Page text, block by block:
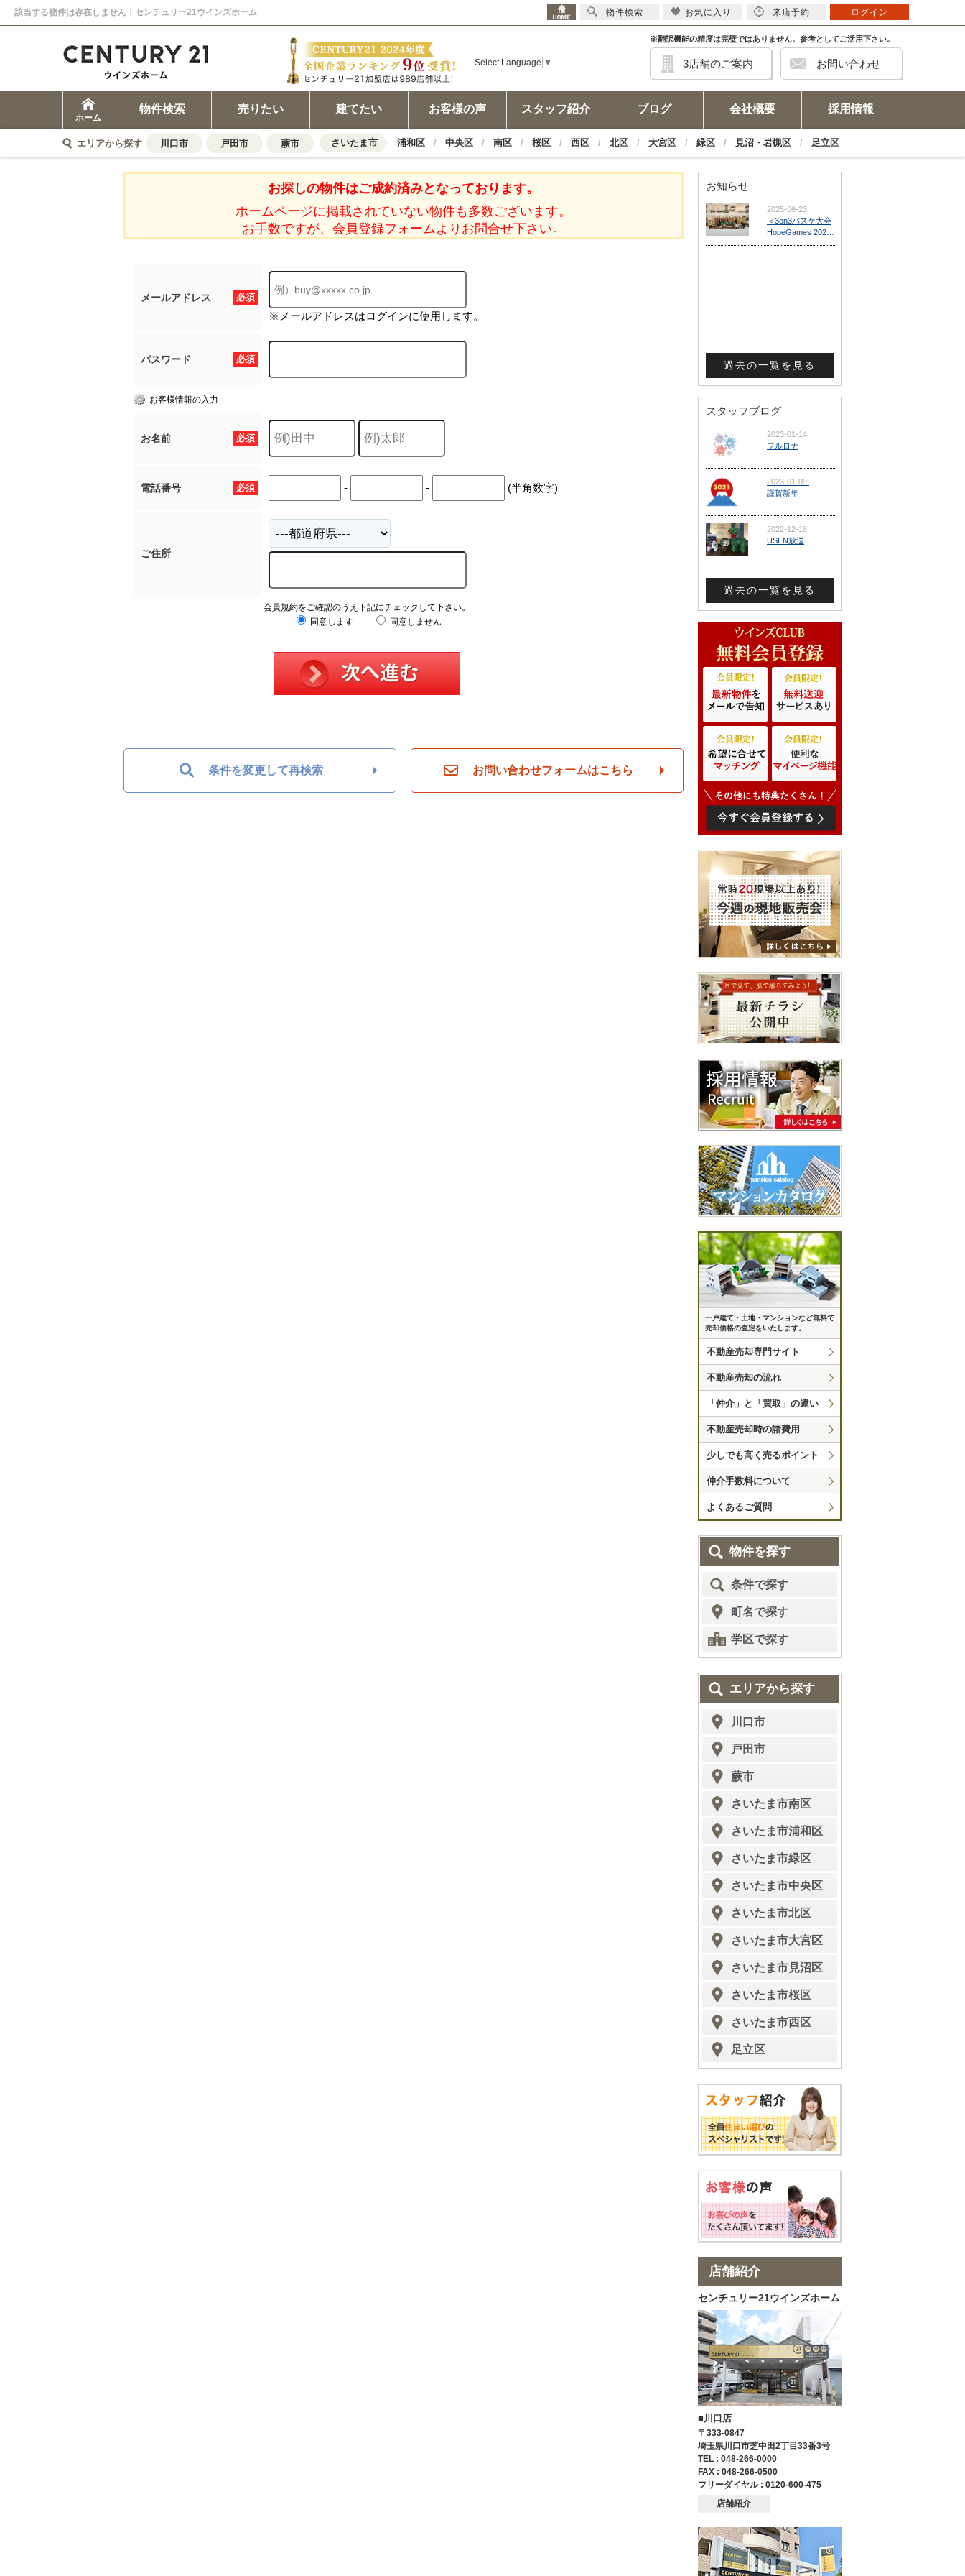
該当する物件は存在しません｜センチュリー21ウインズホーム
Select Language ▼
※翻訳機能の精度は完璧ではありません。参考としてご活用下さい。
3店舗のご案内 お問い合わせ
ホーム
物件検索 売りたい 建てたい お客様の声 スタッフ紹介 ブログ 会社概要 採用情報
エリアから探す 川口市 戸田市 蕨市 さいたま市 浦和区 中央区 南区 桜区 西区 北区 大宮区 緑区 見沼・岩槻区 足立区
お探しの物件はご成約済みとなっております。
ホームページに掲載されていない物件も多数ございます。
お手数ですが、会員登録フォームよりお問合せ下さい。
必須
メールアドレス
※メールアドレスはログインに使用します。
必須
パスワード
お客様情報の入力
必須
お名前
必須
電話番号 - - (半角数字)
ご住所
会員規約をご確認のうえ下記にチェックして下さい。
同意します
同意しません
条件を変更して再検索 お問い合わせフォームはこちら
お知らせ
過去の一覧を見る
スタッフブログ
過去の一覧を見る
一戸建て・土地・マンションなど無料で
売却価格の査定をいたします。
不動産売却専門サイト
不動産売却の流れ
「仲介」と「買取」の違い
不動産売却時の諸費用
少しでも高く売るポイント
仲介手数料について
よくあるご質問
物件を探す
条件で探す
町名で探す
学区で探す
エリアから探す
川口市
戸田市
蕨市
さいたま市南区
さいたま市浦和区
さいたま市緑区
さいたま市中央区
さいたま市北区
さいたま市大宮区
さいたま市見沼区
さいたま市桜区
さいたま市西区
足立区
店舗紹介
センチュリー21ウインズホーム
■川口店
〒333-0847
埼玉県川口市芝中田2丁目33番3号
TEL : 048-266-0000
FAX : 048-266-0500
フリーダイヤル : 0120-600-475
店舗紹介
物件検索 お気に入り 来店予約 ログイン